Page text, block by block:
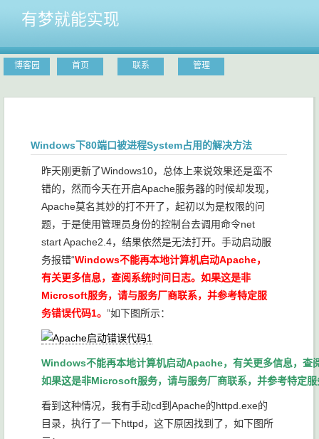
有梦就能实现
博客园 首页 联系 管理
Windows下80端口被进程System占用的解决方法
昨天刚更新了Windows10，总体上来说效果还是蛮不
错的，然而今天在开启Apache服务器的时候却发现，
Apache莫名其妙的打不开了，起初以为是权限的问
题，于是使用管理员身份的控制台去调用命令net
start Apache2.4，结果依然是无法打开。手动启动服
务报错“Windows不能再本地计算机启动Apache，
有关更多信息，查阅系统时间日志。如果这是非
Microsoft服务，请与服务厂商联系，并参考特定服
务错误代码1。 ”如下图所示：
Windows不能再本地计算机启动Apache，有关更多信息，查
如果这是非Microsoft服务，请与服务厂商联系，并参考特定
看到这种情况，我有手动cd到Apache的httpd.exe的
目录，执行了一下httpd，这下原因找到了，如下图所